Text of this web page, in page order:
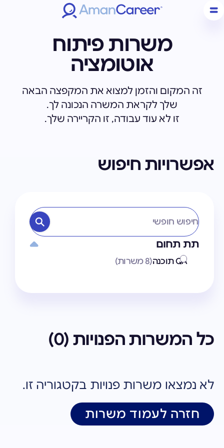
משרות פיתוח
אוטומציה
זה המקום והזמן למצוא את המקפצה הבאה
שלך לקראת המשרה הנכונה לך.
זו לא עוד עבודה, זו הקריירה שלך.
אפשרויות חיפוש
חיפוש חופשי
תת תחום
QA תוכנה (8 משרות)
כל המשרות הפנויות (0
)
לא נמצאו משרות פנויות בקטגוריה זו.
חזרה לעמוד משרות